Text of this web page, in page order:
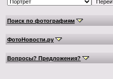
Поиск по фотографиям
ФотоНовости.ру
Вопросы? Предложения?